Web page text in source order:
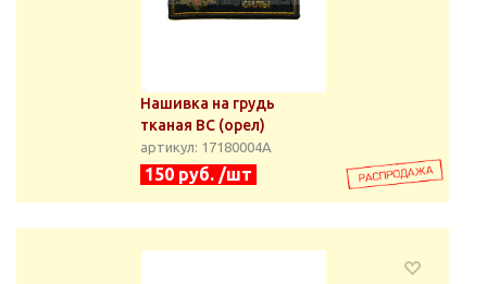
Нашивка на грудь
тканая ВС (орел)
артикул: 17180004А
150 руб. /шт